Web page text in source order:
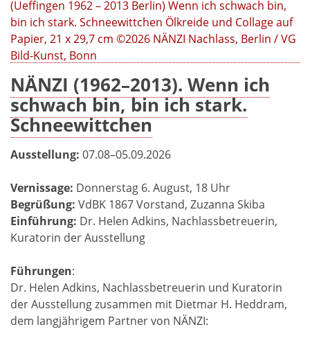
NÄNZI (1962–2013). Wenn ich
schwach bin, bin ich stark.
Schneewittchen
Ausstellung: 07.08–05.09.2026
Vernissage: Donnerstag 6. August, 18 Uhr
Begrüßung: VdBK 1867 Vorstand, Zuzanna Skiba
Einführung: Dr. Helen Adkins, Nachlassbetreuerin,
Kuratorin der Ausstellung
Führungen:
Dr. Helen Adkins, Nachlassbetreuerin und Kuratorin
der Ausstellung zusammen mit Dietmar H. Heddram,
dem langjährigem Partner von NÄNZI: